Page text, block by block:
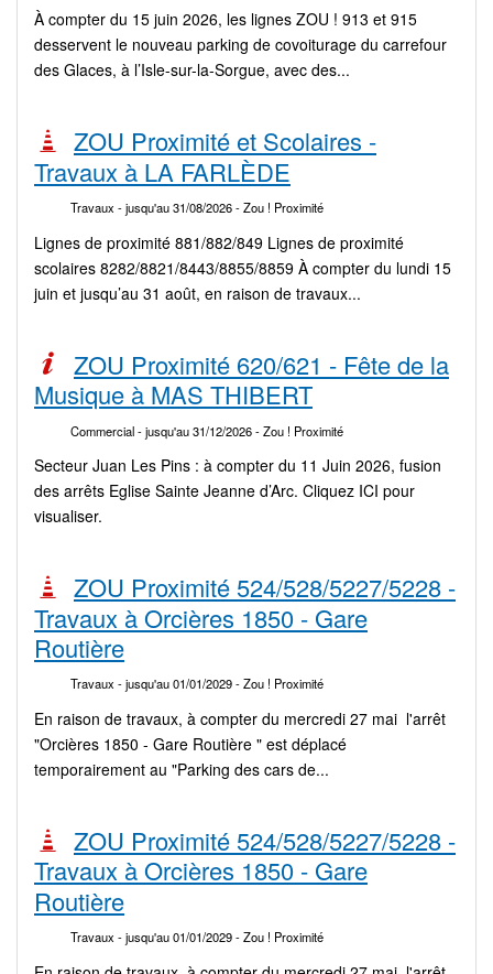
À compter du 15 juin 2026, les lignes ZOU ! 913 et 915
desservent le nouveau parking de covoiturage du carrefour
des Glaces, à l’Isle-sur-la-Sorgue, avec des...
ZOU Proximité et Scolaires -
Travaux à LA FARLÈDE
Travaux - jusqu'au 31/08/2026- Zou ! Proximité
Lignes de proximité 881/882/849 Lignes de proximité
scolaires 8282/8821/8443/8855/8859 À compter du lundi 15
juin et jusqu’au 31 août, en raison de travaux...
ZOU Proximité 620/621 - Fête de la
Musique à MAS THIBERT
Commercial- jusqu'au 31/12/2026- Zou ! Proximité
Secteur Juan Les Pins : à compter du 11 Juin 2026, fusion
des arrêts Eglise Sainte Jeanne d’Arc. Cliquez ICI pour
visualiser.
ZOU Proximité 524/528/5227/5228 -
Travaux à Orcières 1850 - Gare
Routière
Travaux - jusqu'au 01/01/2029- Zou ! Proximité
En raison de travaux, à compter du mercredi 27 mai l'arrêt
"Orcières 1850 - Gare Routière " est déplacé
temporairement au "Parking des cars de...
ZOU Proximité 524/528/5227/5228 -
Travaux à Orcières 1850 - Gare
Routière
Travaux - jusqu'au 01/01/2029- Zou ! Proximité